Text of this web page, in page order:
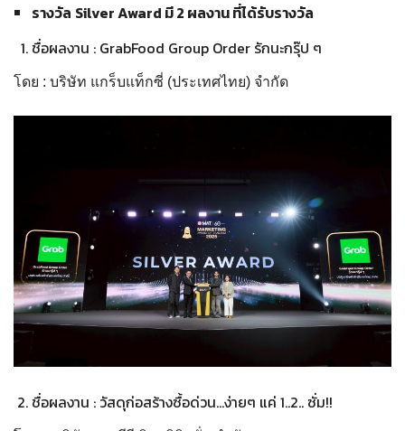
รางวัล Silver Award มี 2 ผลงาน ที่ได้รับรางวัล
ชื่อผลงาน : GrabFood Group Order รักนะกรุ๊ป ๆ
โดย : บริษัท แกร็บแท็กซี่ (ประเทศไทย) จำกัด
ชื่อผลงาน : วัสดุก่อสร้างซื้อด่วน…ง่ายๆ แค่ 1..2.. ซั่ม!!